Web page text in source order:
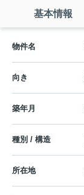
基本情報
物件名
向き
築年月
種別 / 構造
所在地